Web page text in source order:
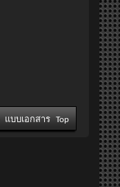
แบบเอกสาร Top